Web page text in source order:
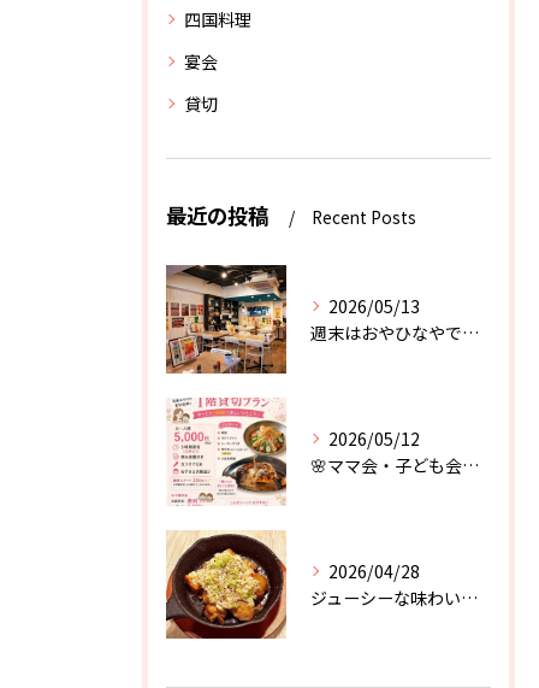
四国料理
宴会
貸切
最近の投稿 Recent Posts
2026/05/13
週末はおやひなやで楽しもう♪
2026/05/12
🌸ママ会・子ども会におすすめ🌸
2026/04/28
ジューシーな味わいと、葱のザクザク感が堪らない．．．！